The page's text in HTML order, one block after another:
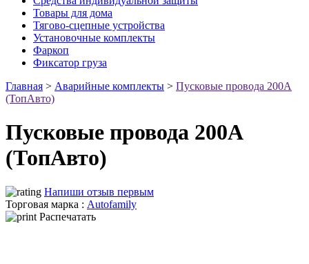
Товары для дома
Тягово-сцепные устройства
Установочные комплекты
Фаркоп
Фиксатор груза
Главная > Аварийные комплекты > Пусковые провода 200А
(ТопАвто)
Пусковые провода 200А
(ТопАвто)
Напиши отзыв первым
Торговая марка : Autofamily
Распечатать